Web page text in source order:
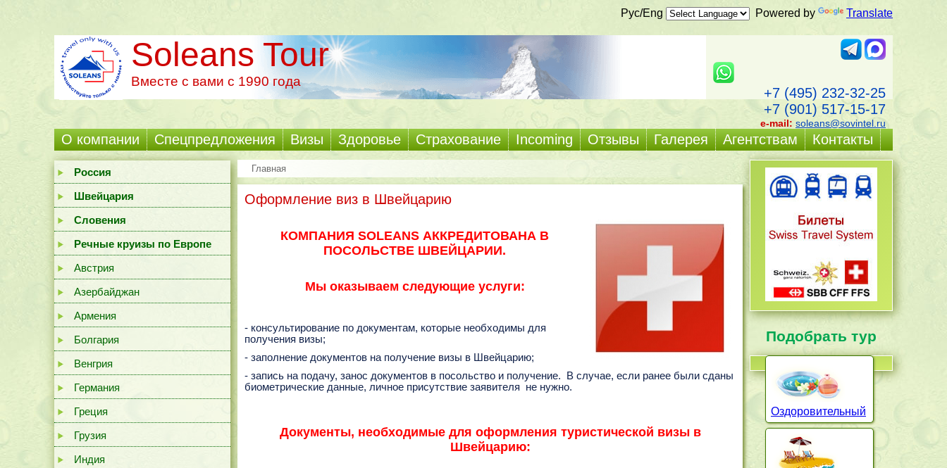
Рус/Eng Powered by Translate
Soleans Tour
Вместе с вами с 1990 года
+7 (495) 232-32-25
+7 (901) 517-15-17
e-mail: soleans@sovintel.ru
О компании Cпецпредложения Визы Здоровье Страхование Incoming Отзывы Галерея Агентствам Контакты
Россия
Швейцария
Словения
Речные круизы по Европе
Австрия
Азербайджан
Армения
Болгария
Венгрия
Германия
Греция
Грузия
Индия
Главная
Оформление виз в Швейцарию
КОМПАНИЯ SOLEANS АККРЕДИТОВАНА В
ПОСОЛЬСТВЕ ШВЕЙЦАРИИ.
Мы оказываем следующие услуги:
- консультирование по документам, которые необходимы для
получения визы;
- заполнение документов на получение визы в Швейцарию;
- запись на подачу, занос документов в посольство и получение. В случае, если ранее были сданы
биометрические данные, личное присутствие заявителя не нужно.
Документы, необходимые для оформления туристической визы в
Швейцарию:
Подобрать тур
Оздоровительный